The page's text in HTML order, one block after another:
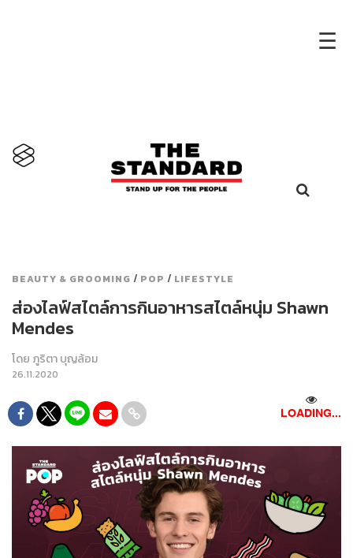
☰
BEAUTY & GROOMING / POP / LIFESTYLE
ส่องไลฟ์สไตล์การกินอาหารสไตล์หนุ่ม Shawn
Mendes
โดย ภูริตา บุญล้อม
26.11.2020
LOADING...